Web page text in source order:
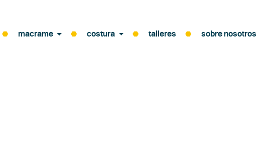
macrame costura talleres sobre nosotros